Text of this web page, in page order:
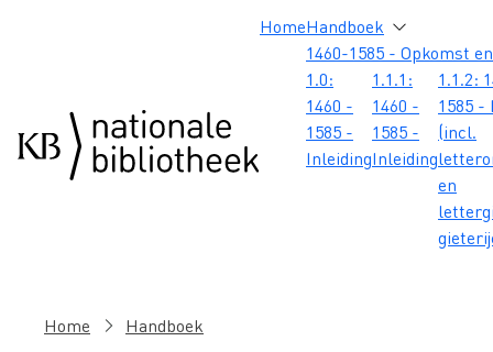
Hoofdnavigatie
HomeHandboek
1460-1585 - Opkomst
1.0:
1460 -
1585 -
Inleiding
1.1.1:
1460 -
1585 -
Inleiding
1.1.2:
1585
(incl.
en
Kruimelpad
Home
Handboek